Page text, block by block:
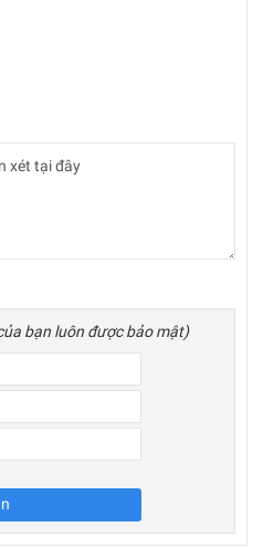
bạn luôn được bảo mật)